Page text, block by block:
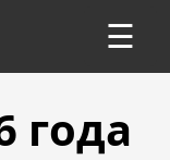
☰
года